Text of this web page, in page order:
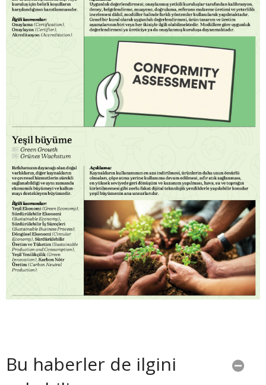
Bu haberler de ilgini